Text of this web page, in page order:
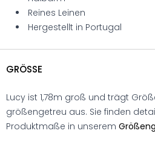
Reines Leinen
Hergestellt in Portugal
GRÖSSE
Lucy ist 1,78m groß und trägt
größengetreu aus. Sie finden
Produktmaße in unserem